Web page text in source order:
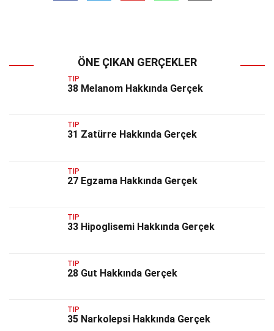
ÖNE ÇIKAN GERÇEKLER
TIP
38 Melanom Hakkında Gerçek
TIP
31 Zatürre Hakkında Gerçek
TIP
27 Egzama Hakkında Gerçek
TIP
33 Hipoglisemi Hakkında Gerçek
TIP
28 Gut Hakkında Gerçek
TIP
35 Narkolepsi Hakkında Gerçek